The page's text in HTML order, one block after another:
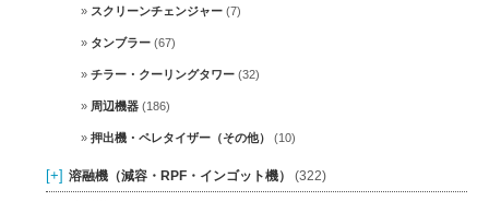
スクリーンチェンジャー (7)
タンブラー (67)
チラー・クーリングタワー (32)
周辺機器 (186)
押出機・ペレタイザー（その他） (10)
[+] 溶融機（減容・RPF・インゴット機） (322)